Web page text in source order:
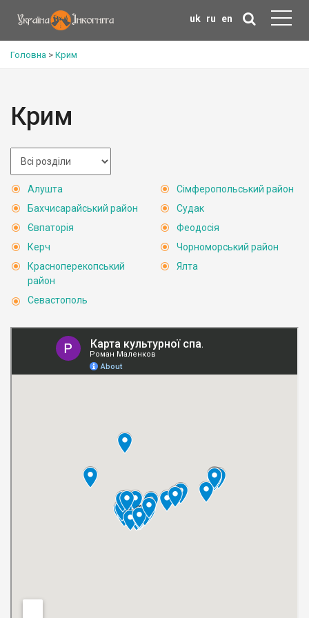
uk ru en
Головна > Крим
Крим
Алушта
Бахчисарайський район
Євпаторія
Керч
Красноперекопський
район
Севастополь
Сімферопольський район
Судак
Феодосія
Чорноморський район
Ялта